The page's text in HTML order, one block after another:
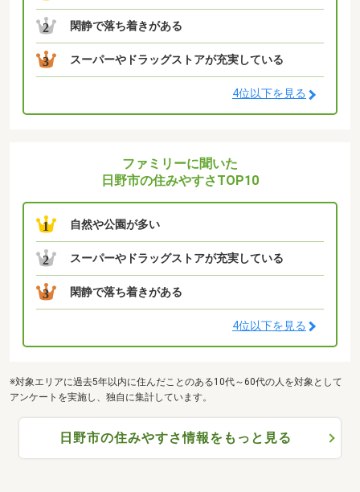
2 閑静で落ち着きがある
3 スーパーやドラッグストアが充実している
4位以下を見る
ファミリーに聞いた
日野市の住みやすさTOP10
1 自然や公園が多い
2 スーパーやドラッグストアが充実している
3 閑静で落ち着きがある
4位以下を見る
※対象エリアに過去5年以内に住んだことのある10代～60代の人を対象として
アンケートを実施し、独自に集計しています。
日野市の住みやすさ情報をもっと見る